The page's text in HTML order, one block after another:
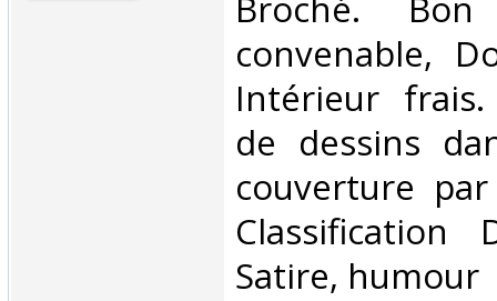
convenable,
Intérieur
de dessins
couverture
Classification
Satire, humour‎